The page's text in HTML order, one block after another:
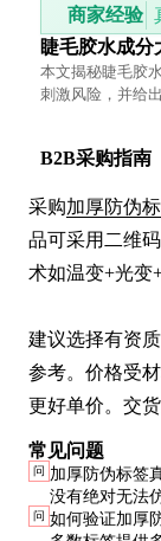
商家经验
睫毛胶水成分
本文揭秘睫毛胶
刺激风险，并给
B2B采购指南
采购加厚防伪
品可采用二维
术如温变+光变
建议选择有资
参考。价格受
更好单价。交
常见问题
问 加厚防伪标签
没有绝对无法
可大幅提高仿
问 如何验证加厚